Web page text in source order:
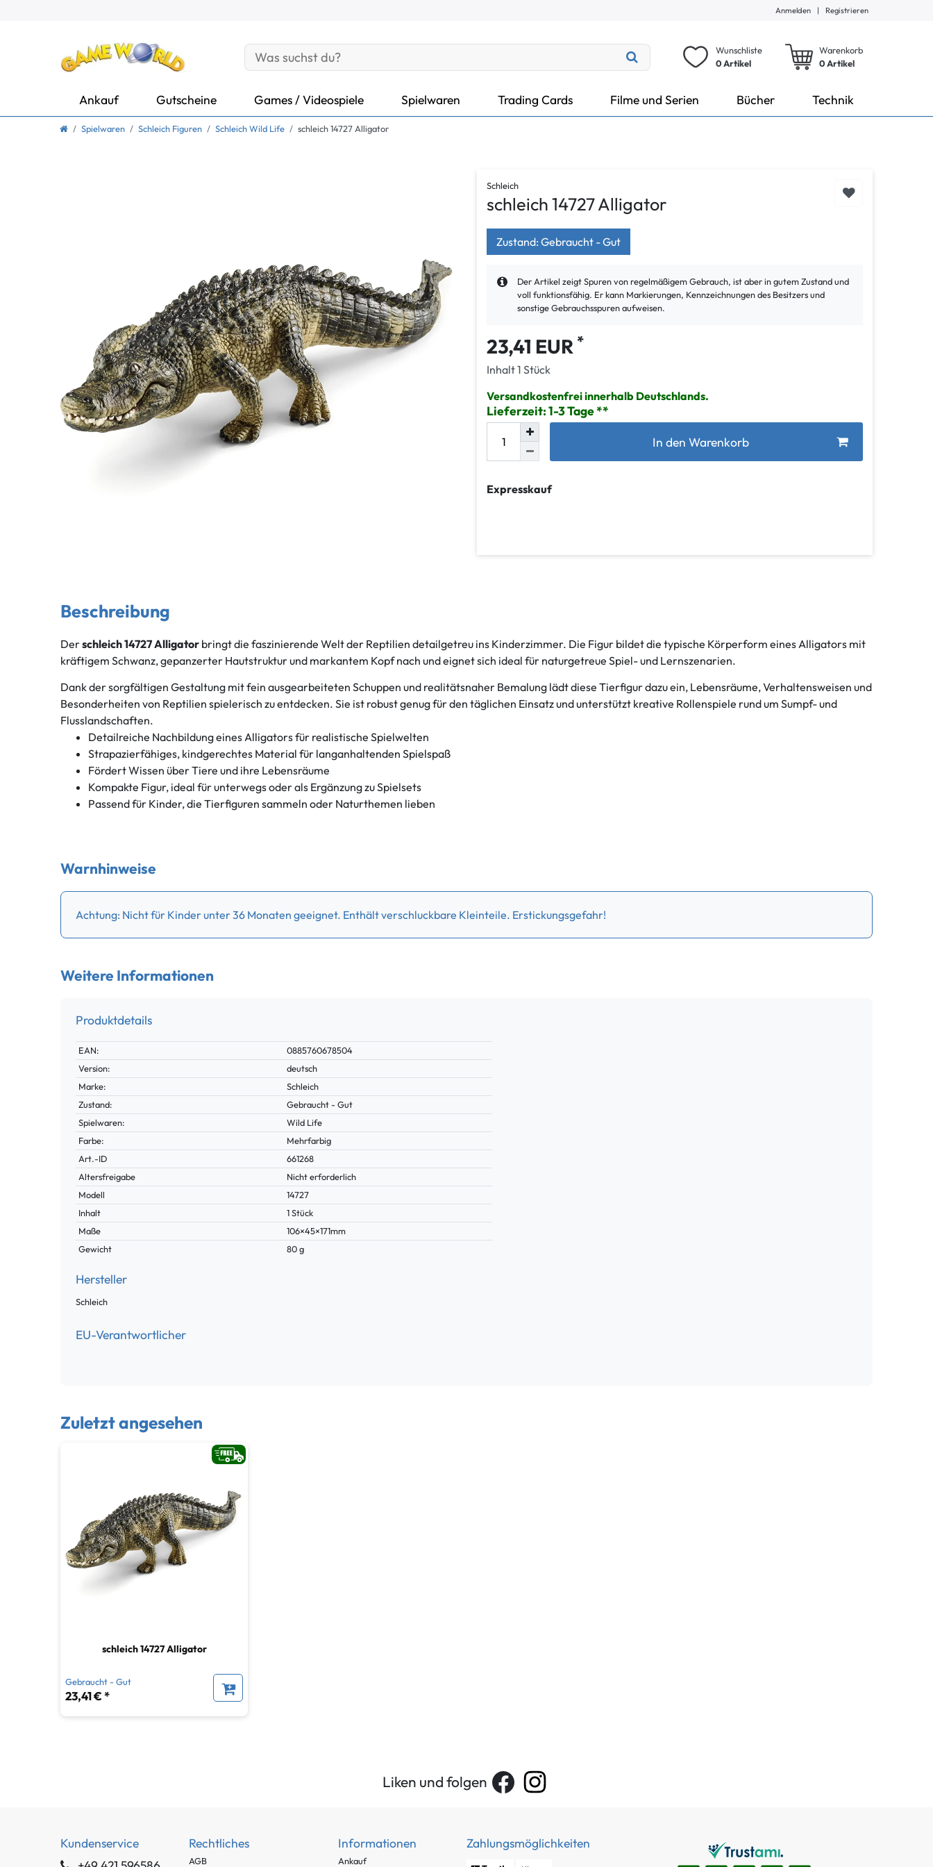
Anmelden | Registrieren
Wunschliste
0 Artikel
Warenkorb
0Artikel
Ankauf Gutscheine Games / Videospiele Spielwaren Trading Cards Filme und Serien Bücher Technik
Spielwaren Schleich Figuren Schleich Wild Life schleich 14727 Alligator
Schleich
schleich 14727 Alligator
Zustand: Gebraucht - Gut
Der Artikel zeigt Spuren von regelmäßigem Gebrauch, ist aber in gutem Zustand und
voll funktionsfähig. Er kann Markierungen, Kennzeichnungen des Besitzers und
sonstige Gebrauchsspuren aufweisen.
23,41 EUR *
Inhalt1 Stück
Versandkostenfrei innerhalb Deutschlands.
Lieferzeit: 1-3 Tage
In den Warenkorb
Expresskauf
Beschreibung
Derschleich 14727 Alligator bringt die faszinierende Welt der Reptilien detailgetreu ins Kinderzimmer. Die Figur bildet die typische Körperform eines Alligators mit
kräftigem Schwanz, gepanzerter Hautstruktur und markantem Kopf nach und eignet sich ideal für naturgetreue Spiel- und Lernszenarien.
Dank der sorgfältigen Gestaltung mit fein ausgearbeiteten Schuppen und realitätsnaher Bemalung lädt diese Tierfigur dazu ein, Lebensräume, Verhaltensweisen und
Besonderheiten von Reptilien spielerisch zu entdecken. Sie ist robust genug für den täglichen Einsatz und unterstützt kreative Rollenspiele rund um Sumpf- und
Flusslandschaften.
Detailreiche Nachbildung eines Alligators für realistische Spielwelten
Strapazierfähiges, kindgerechtes Material für langanhaltenden Spielspaß
Fördert Wissen über Tiere und ihre Lebensräume
Kompakte Figur, ideal für unterwegs oder als Ergänzung zu Spielsets
Passend für Kinder, die Tierfiguren sammeln oder Naturthemen lieben
Warnhinweise
Achtung: Nicht für Kinder unter 36 Monaten geeignet. Enthält verschluckbare Kleinteile. Erstickungsgefahr!
Weitere Informationen
Produktdetails
Technisches
Merkmal
Wert
EAN:
0885760678504
Version:
deutsch
Marke:
Schleich
Zustand:
Gebraucht - Gut
Spielwaren:
Wild Life
Farbe:
Mehrfarbig
Technisches
Merkmal
Wert
Art.-ID
661268
Altersfreigabe
Nicht erforderlich
Modell
14727
Inhalt
1 Stück
Maße
106×45×171mm
Gewicht
80 g
Hersteller
Schleich
EU-Verantwortlicher
Zuletzt angesehen
schleich 14727 Alligator
Gebraucht - Gut
23,41 € *
Liken und folgen
Kundenservice
Rechtliches
AGB
Informationen
Ankauf
Zahlungsmöglichkeiten